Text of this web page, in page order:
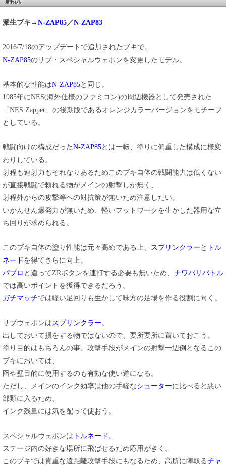
派生ブキ→ N-ZAP85／N-ZAP83
2016/7/18のアップデートで追加されたブキで、
N-ZAP85のサブ・スペシャルウェポンを変更したモデル。
基本的な性能はN-ZAP85と同じ。
1985年にNES(海外仕様のファミコン)の周辺機器として発売された
「NES Zapper」の後期版であるオレンジカラーバージョンをモチーフ
としている。
戦闘向けの構成だったN-ZAP85とは一転、塗りに偏重した構成に様変
わりしている。
射程も連射力もそれなりあるためこのブキ自体の戦闘能力は低くない
が直接戦闘で頼れる物がメインの射撃しか無く、
射程外からの攻撃等への対抗策が無いため注意したい。
いかんせん爆発力が無いため、軽いフットワークを生かした器用な立
ち回りが求められる。
このブキ自体の塗り性能は元々高めである上、 スプリンクラー と トル
ネード を得てさらに向上。
パブロ と違ってZRボタンを連打する必要も無いため、 ナワバリバトル
では高いポイントを獲得できるだろう。
ガチマッチでは軽い足回りも生かして味方の足場を作る役割に向く。
サブウェポンはスプリンクラー。
出しておいて損をする物ではないので、要所要所に置いておこう。
塗り目的はもちろんの事、攻撃手段がメインの射撃一辺倒となるこの
ブキにおいては、
囮や壁目的に使用するのも有効な使い道になる。
ただし、メインのインク効率は他の手軽なシューターに比べると悪い
部類に入るため、
インク残量には気を配って使おう。
スペシャルウェポンは トルネード 。
ステージ内の好きな場所に飛ばせるため応用がきく。
このブキでは貴重な遠距離攻撃手段にもなるため、高所に陣取るチャ